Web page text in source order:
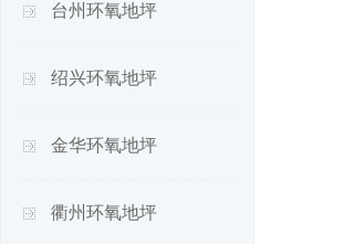
台州环氧地坪
绍兴环氧地坪
金华环氧地坪
衢州环氧地坪